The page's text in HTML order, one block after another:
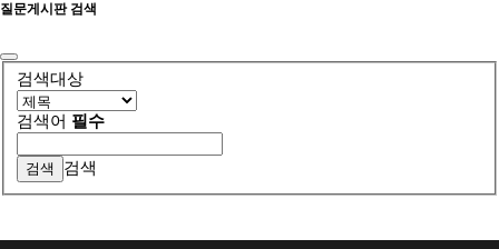
질문게시판 검색
검색대상
검색어 필수
검색